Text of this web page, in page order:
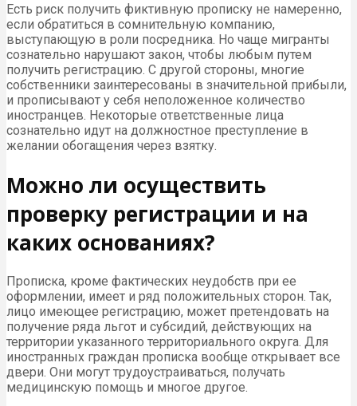
Есть риск получить фиктивную прописку не намеренно,
если обратиться в сомнительную компанию,
выступающую в роли посредника. Но чаще мигранты
сознательно нарушают закон, чтобы любым путем
получить регистрацию. С другой стороны, многие
собственники заинтересованы в значительной прибыли,
и прописывают у себя неположенное количество
иностранцев. Некоторые ответственные лица
сознательно идут на должностное преступление в
желании обогащения через взятку.
Можно ли осуществить
проверку регистрации и на
каких основаниях?
Прописка, кроме фактических неудобств при ее
оформлении, имеет и ряд положительных сторон. Так,
лицо имеющее регистрацию, может претендовать на
получение ряда льгот и субсидий, действующих на
территории указанного территориального округа. Для
иностранных граждан прописка вообще открывает все
двери. Они могут трудоустраиваться, получать
медицинскую помощь и многое другое.